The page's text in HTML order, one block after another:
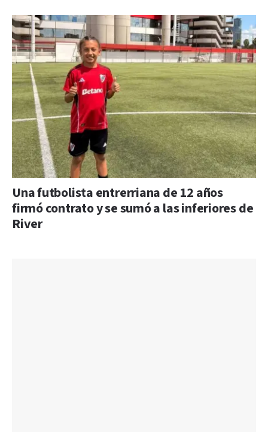
Una futbolista entrerriana de 12 años
firmó contrato y se sumó a las inferiores de
River